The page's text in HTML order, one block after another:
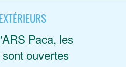
Paca, les
ouvertes